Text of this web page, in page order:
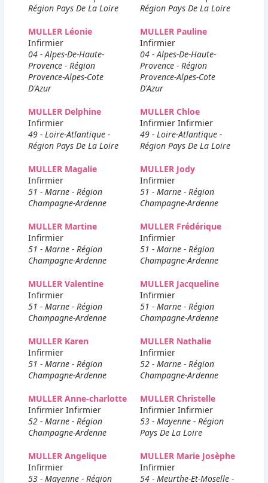
Région Pays De La Loire
Région Pays De La Loire
MULLER Léonie
Infirmier
04 - Alpes-De-Haute-
Provence - Région
Provence-Alpes-Cote
D'Azur
MULLER Pauline
Infirmier
04 - Alpes-De-Haute-
Provence - Région
Provence-Alpes-Cote
D'Azur
MULLER Delphine
Infirmier
49 - Loire-Atlantique -
Région Pays De La Loire
MULLER Chloe
Infirmier Infirmier
49 - Loire-Atlantique -
Région Pays De La Loire
MULLER Magalie
Infirmier
51 - Marne - Région
Champagne-Ardenne
MULLER Jody
Infirmier
51 - Marne - Région
Champagne-Ardenne
MULLER Martine
Infirmier
51 - Marne - Région
Champagne-Ardenne
MULLER Frédérique
Infirmier
51 - Marne - Région
Champagne-Ardenne
MULLER Valentine
Infirmier
51 - Marne - Région
Champagne-Ardenne
MULLER Jacqueline
Infirmier
51 - Marne - Région
Champagne-Ardenne
MULLER Karen
Infirmier
51 - Marne - Région
Champagne-Ardenne
MULLER Nathalie
Infirmier
52 - Marne - Région
Champagne-Ardenne
MULLER Anne-charlotte
Infirmier Infirmier
52 - Marne - Région
Champagne-Ardenne
MULLER Christelle
Infirmier Infirmier
53 - Mayenne - Région
Pays De La Loire
MULLER Angelique
Infirmier
53 - Mayenne - Région
MULLER Marie Josèphe
Infirmier
54 - Meurthe-Et-Moselle -